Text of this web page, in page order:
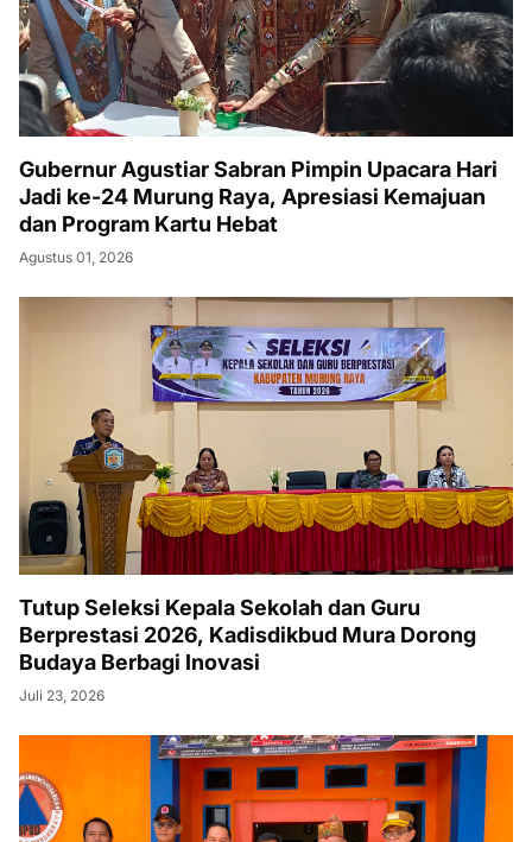
Gubernur Agustiar Sabran Pimpin Upacara Hari
Jadi ke-24 Murung Raya, Apresiasi Kemajuan
dan Program Kartu Hebat
Agustus 01, 2026
Tutup Seleksi Kepala Sekolah dan Guru
Berprestasi 2026, Kadisdikbud Mura Dorong
Budaya Berbagi Inovasi
Juli 23, 2026